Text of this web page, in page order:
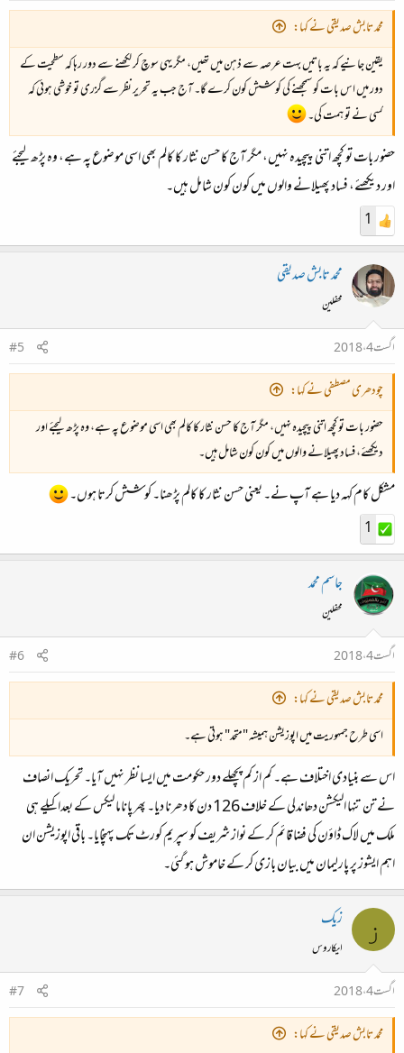
محمد تابش صدیقی نے کہا:
یقین جانیے کہ یہ باتیں بہت عرصہ سے ذہن میں تھیں، مگر یہی سوچ کر لکھنے سے دور رہا کہ سطحیت کے
دور میں اس بات کو سمجھنے کی کوشش کون کرے گا۔ آج جب یہ تحریر نظر سے گزری تو خوشی ہوئی کہ
کسی نے تو ہمت کی۔
حضور بات تو کچھ اتنی پیچیدہ نہیں، مگر آج کا حسن نثار کا کالم بھی اسی موضوع پہ ہے، وہ پڑھ لیجئے
اور دیکھئے، فساد پھیلانے والوں میں کون کون شامل ہیں۔
1
محمد تابش صدیقی
محفلین
اگست 4، 2018
#5
چودھری مصطفی نے کہا:
حضور بات تو کچھ اتنی پیچیدہ نہیں، مگر آج کا حسن نثار کا کالم بھی اسی موضوع پہ ہے، وہ پڑھ لیجئے اور
دیکھئے، فساد پھیلانے والوں میں کون کون شامل ہیں۔
مشکل کام کہہ دیا ہے آپ نے۔ یعنی حسن نثار کا کالم پڑھنا۔ کوشش کرتا ہوں۔
1
جاسم محمد
محفلین
اگست 4، 2018
#6
محمد تابش صدیقی نے کہا:
اسی طرح جمہوریت میں اپوزیشن ہمیشہ "متحد" ہوتی ہے۔
اس سے بنیادی اختلاف ہے۔ کم از کم پچھلے دور حکومت میں ایسا نظر نہیں آیا۔ تحریک انصاف
نے تن تنہا الیکشن دھاندلی کے خلاف 126 دن کا دھرنا دیا۔ پھر پاناما لیکس کے بعداکیلے ہی
ملک میں لاک ڈاؤن کی فضا قائم کر کے نواز شریف کو سپریم کورٹ تک پہنچایا۔ باقی اپوزیشن ان
اہم ایشوز پر پارلیمان میں بیان بازی کر کے خاموش ہو گئی۔
ز زیک
ایکاروس
اگست 4، 2018
#7
محمد تابش صدیقی نے کہا: